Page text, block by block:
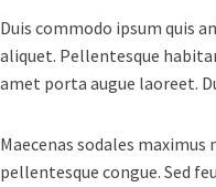
Duis commodo ipsum quis
aliquet. Pellentesque
amet porta augue laoreet.
Maecenas sodales
pellentesque congue. Sed